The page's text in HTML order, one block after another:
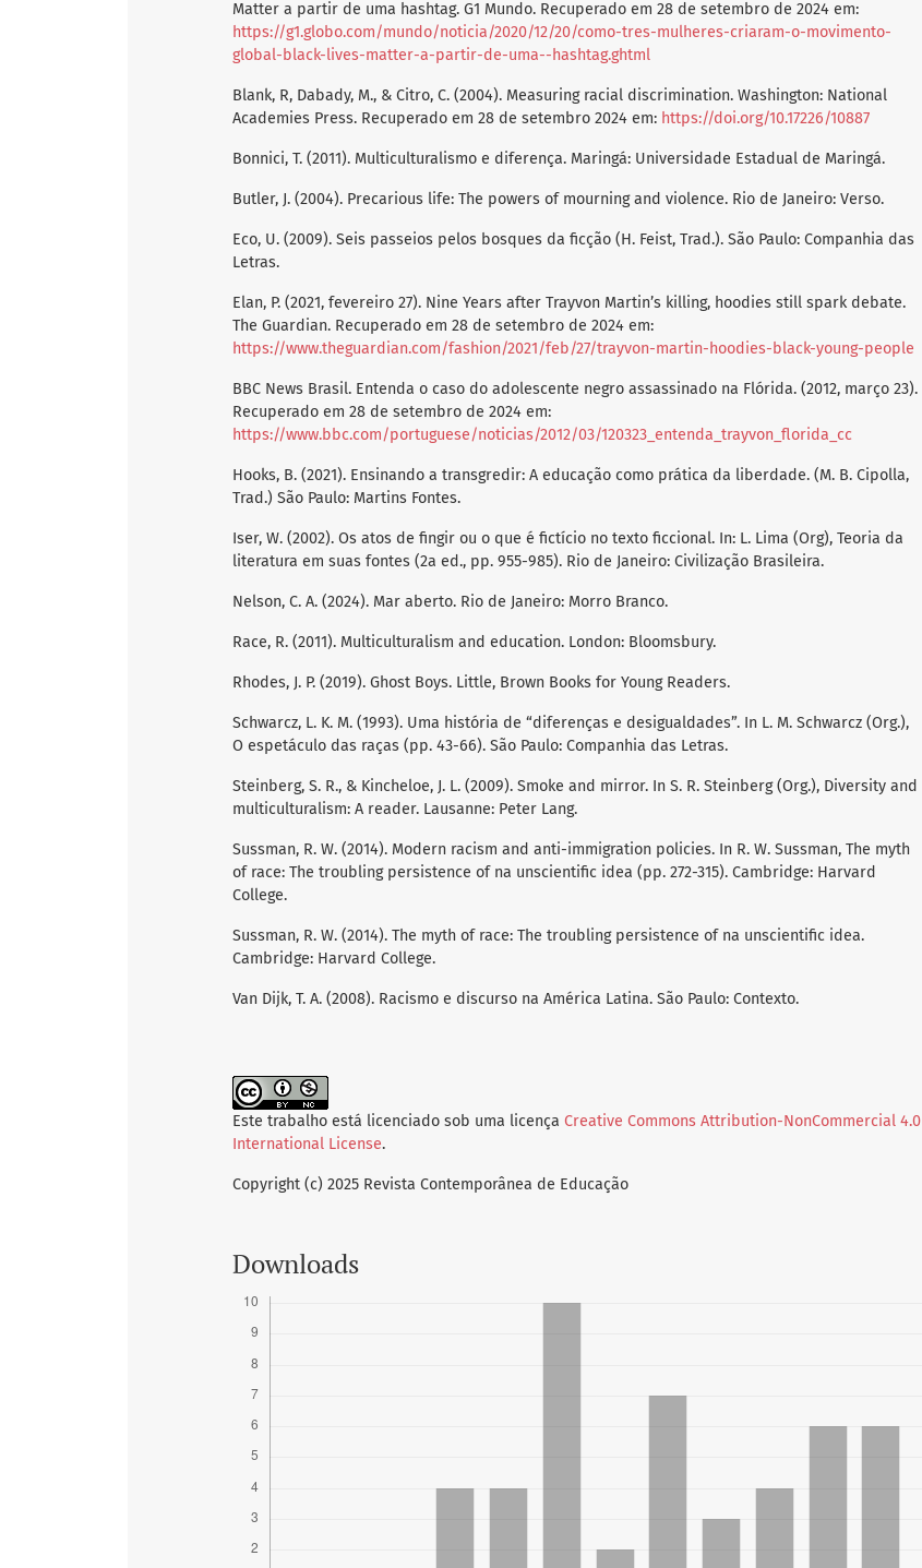
Matter a partir de uma hashtag. G1 Mundo. Recuperado em 28 de setembro de 2024 em:
https://g1.globo.com/mundo/noticia/2020/12/20/como-tres-mulheres-criaram-o-movimento-
global-black-lives-matter-a-partir-de-uma--hashtag.ghtml
Blank, R, Dabady, M., & Citro, C. (2004). Measuring racial discrimination. Washington: National
Academies Press. Recuperado em 28 de setembro 2024 em: https://doi.org/10.17226/10887
Bonnici, T. (2011). Multiculturalismo e diferença. Maringá: Universidade Estadual de Maringá.
Butler, J. (2004). Precarious life: The powers of mourning and violence. Rio de Janeiro: Verso.
Eco, U. (2009). Seis passeios pelos bosques da ficção (H. Feist, Trad.). São Paulo: Companhia das
Letras.
Elan, P. (2021, fevereiro 27). Nine Years after Trayvon Martin’s killing, hoodies still spark debate.
The Guardian. Recuperado em 28 de setembro de 2024 em:
https://www.theguardian.com/fashion/2021/feb/27/trayvon-martin-hoodies-black-young-people
BBC News Brasil. Entenda o caso do adolescente negro assassinado na Flórida. (2012, março 23).
Recuperado em 28 de setembro de 2024 em:
https://www.bbc.com/portuguese/noticias/2012/03/120323_entenda_trayvon_florida_cc
Hooks, B. (2021). Ensinando a transgredir: A educação como prática da liberdade. (M. B. Cipolla,
Trad.) São Paulo: Martins Fontes.
Iser, W. (2002). Os atos de fingir ou o que é fictício no texto ficcional. In: L. Lima (Org), Teoria da
literatura em suas fontes (2a ed., pp. 955-985). Rio de Janeiro: Civilização Brasileira.
Nelson, C. A. (2024). Mar aberto. Rio de Janeiro: Morro Branco.
Race, R. (2011). Multiculturalism and education. London: Bloomsbury.
Rhodes, J. P. (2019). Ghost Boys. Little, Brown Books for Young Readers.
Schwarcz, L. K. M. (1993). Uma história de “diferenças e desigualdades”. In L. M. Schwarcz (Org.),
O espetáculo das raças (pp. 43-66). São Paulo: Companhia das Letras.
Steinberg, S. R., & Kincheloe, J. L. (2009). Smoke and mirror. In S. R. Steinberg (Org.), Diversity and
multiculturalism: A reader. Lausanne: Peter Lang.
Sussman, R. W. (2014). Modern racism and anti-immigration policies. In R. W. Sussman, The myth
of race: The troubling persistence of na unscientific idea (pp. 272-315). Cambridge: Harvard
College.
Sussman, R. W. (2014). The myth of race: The troubling persistence of na unscientific idea.
Cambridge: Harvard College.
Van Dijk, T. A. (2008). Racismo e discurso na América Latina. São Paulo: Contexto.
Este trabalho está licenciado sob uma licença Creative Commons Attribution-NonCommercial 4.0
International License.
Copyright (c) 2025 Revista Contemporânea de Educação
Downloads